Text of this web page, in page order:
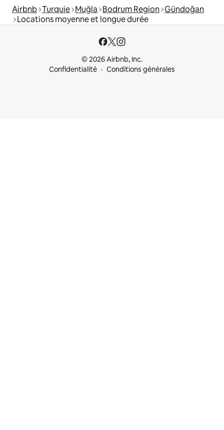
Airbnb Turquie Muğla Bodrum Region Gündoğan
Locations moyenne et longue durée
© 2026 Airbnb, Inc.
Confidentialité
Conditions générales